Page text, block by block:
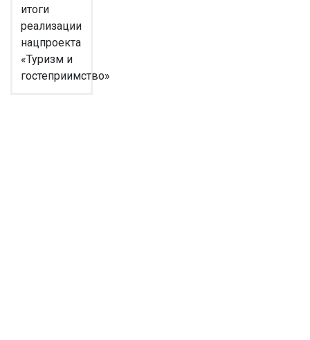
итоги
реализации
нацпроекта
«Туризм и
гостеприимство»